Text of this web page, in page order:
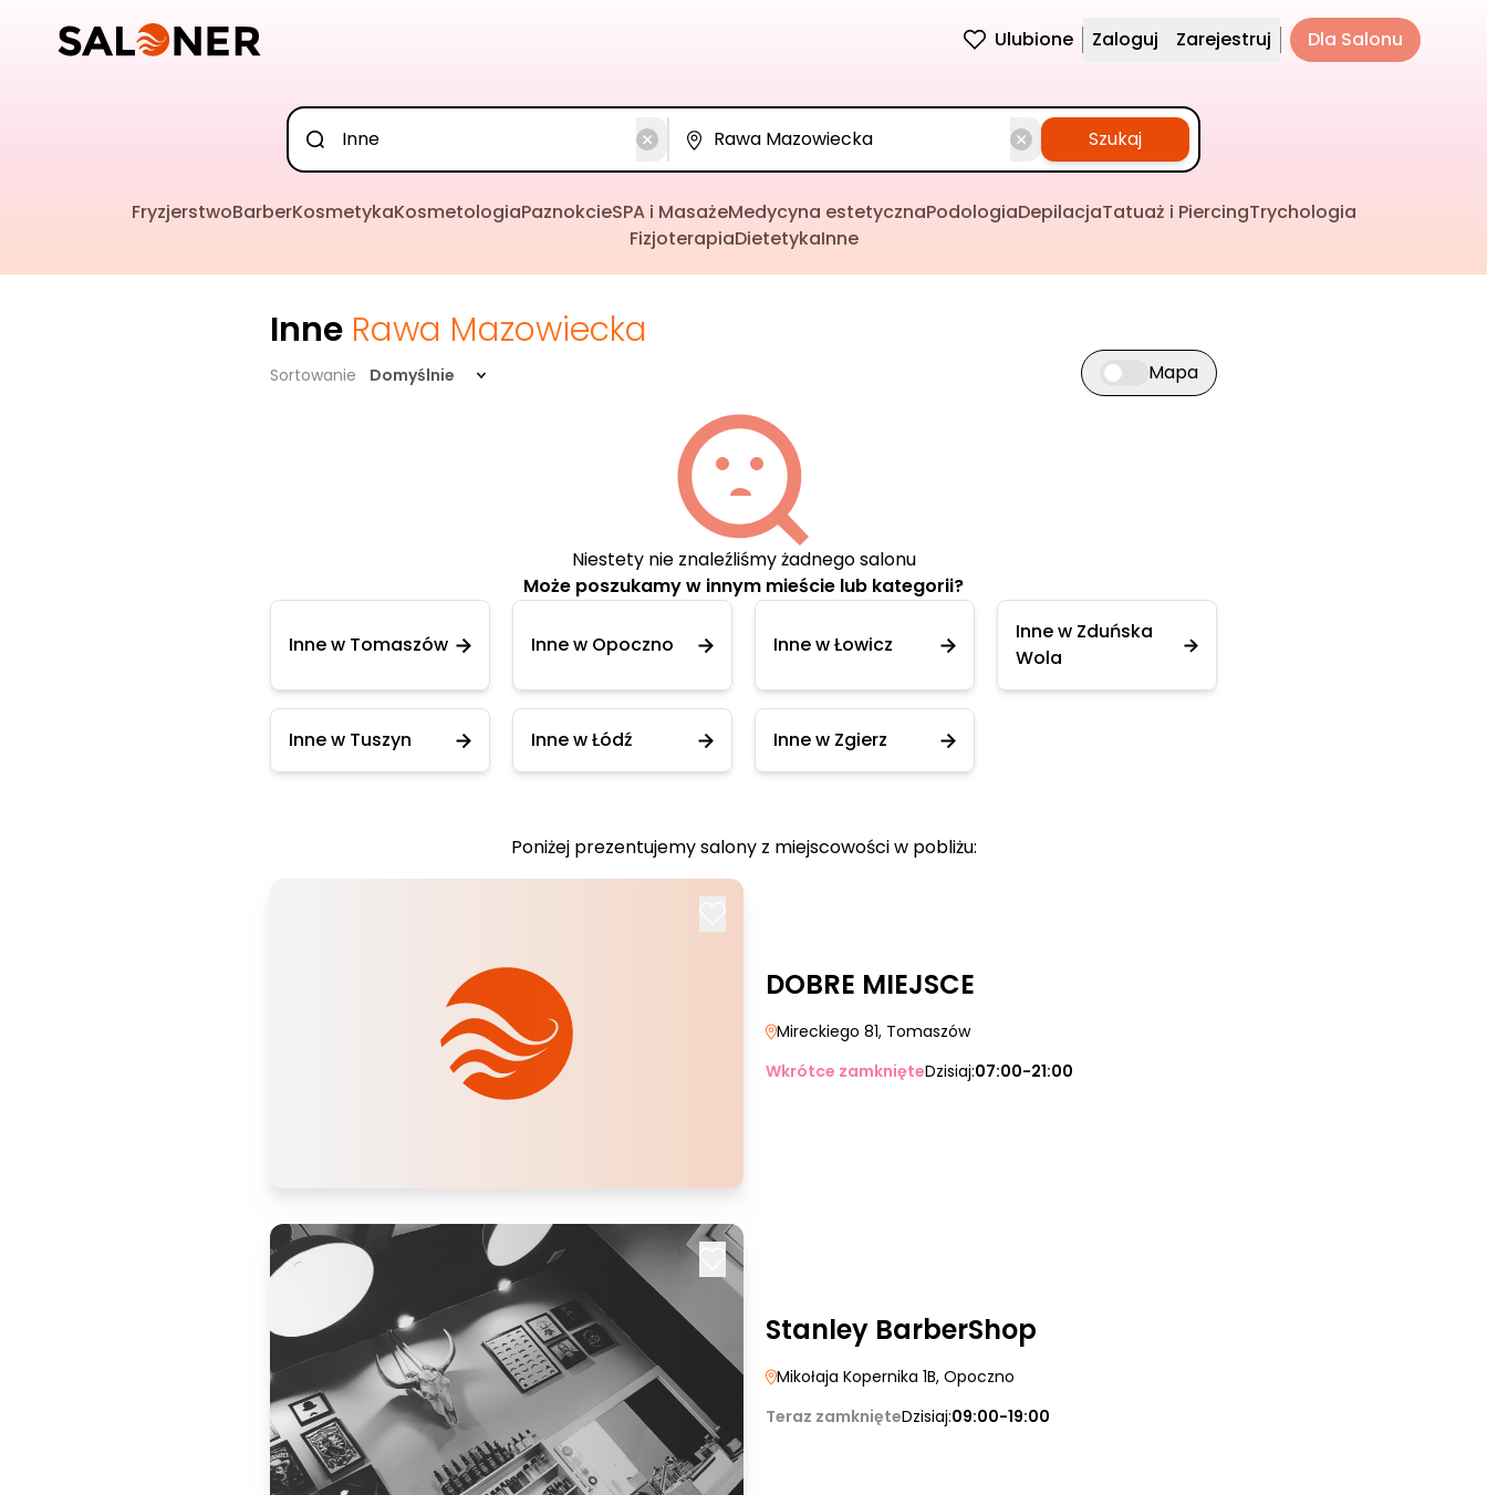
Ulubione Zaloguj Zarejestruj Dla Salonu
Szukaj
FryzjerstwoBarberKosmetykaKosmetologiaPaznokcieSPA i MasażeMedycyna estetycznaPodologiaDepilacjaTatuaż i PiercingTrychologia
FizjoterapiaDietetykaInne
Inne Rawa Mazowiecka
Sortowanie Domyślnie Przełącz widok mapy
Mapa
Niestety nie znaleźliśmy żadnego salonu
Może poszukamy w innym mieście lub kategorii?
Inne w Tomaszów Inne w Opoczno Inne w Łowicz
Inne w Zduńska
Wola
Inne w Tuszyn Inne w Łódź Inne w Zgierz
Poniżej prezentujemy salony z miejscowości w pobliżu:
DOBRE MIEJSCE
Mireckiego 81, Tomaszów
Wkrótce zamknięteDzisiaj:07:00-21:00
Stanley BarberShop
Mikołaja Kopernika 1B, Opoczno
Teraz zamknięteDzisiaj:09:00-19:00